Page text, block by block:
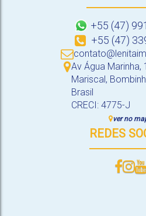
+55 (47)
+55 (47)
Av Água Marinha,
Mariscal,
Brasil
CRECI: 4775-J
ver no
REDES